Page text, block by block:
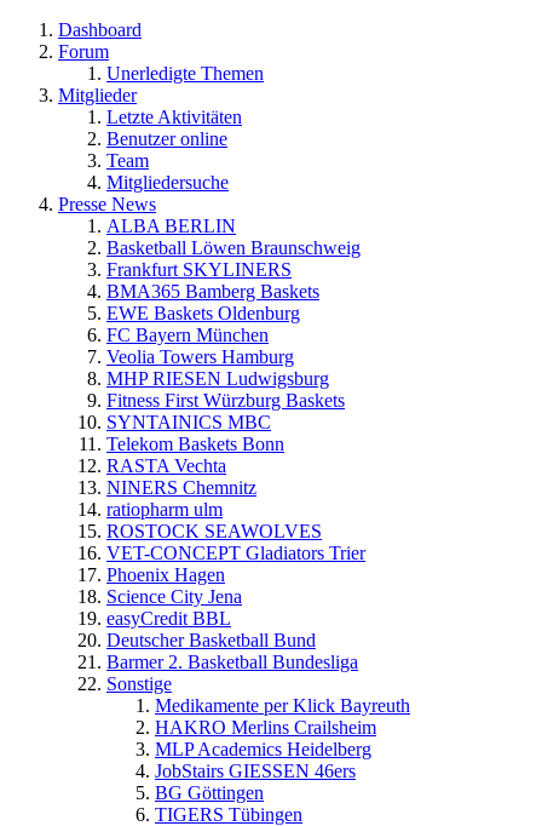
Dashboard
Forum
Unerledigte Themen
Mitglieder
Letzte Aktivitäten
Benutzer online
Team
Mitgliedersuche
Presse News
ALBA BERLIN
Basketball Löwen Braunschweig
Frankfurt SKYLINERS
BMA365 Bamberg Baskets
EWE Baskets Oldenburg
FC Bayern München
Veolia Towers Hamburg
MHP RIESEN Ludwigsburg
Fitness First Würzburg Baskets
SYNTAINICS MBC
Telekom Baskets Bonn
RASTA Vechta
NINERS Chemnitz
ratiopharm ulm
ROSTOCK SEAWOLVES
VET-CONCEPT Gladiators Trier
Phoenix Hagen
Science City Jena
easyCredit BBL
Deutscher Basketball Bund
Barmer 2. Basketball Bundesliga
Sonstige
Medikamente per Klick Bayreuth
HAKRO Merlins Crailsheim
MLP Academics Heidelberg
JobStairs GIESSEN 46ers
BG Göttingen
TIGERS Tübingen